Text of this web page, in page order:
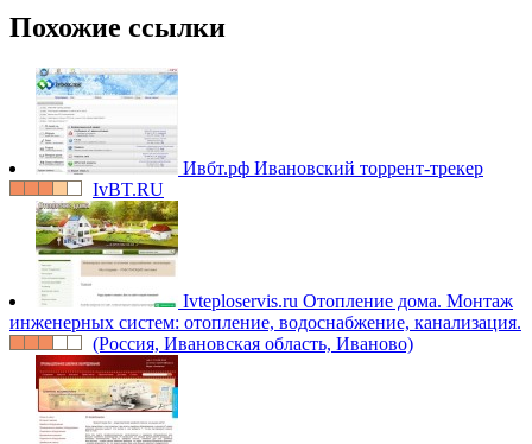
Похожие ссылки
Ивбт.рф Ивановский торрент-трекер
IvBT.RU
Ivteploservis.ru Отопление дома. Монтаж
инженерных систем: отопление, водоснабжение, канализация.
(Россия, Ивановская область, Иваново)